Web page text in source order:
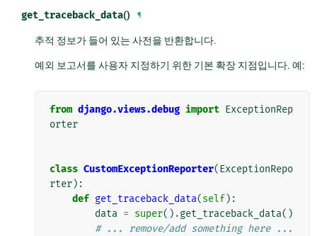
get_traceback_data() ¶
추적 정보가 들어 있는 사전을 반환합니다.
예외 보고서를 사용자 지정하기 위한 기본 확장 지점입니다. 예:
from django.views.debug import ExceptionRep
orter
class CustomExceptionReporter(ExceptionRepo
rter):
def get_traceback_data(self):
data = super() .get_traceback_data()
# ... remove/add something here ...